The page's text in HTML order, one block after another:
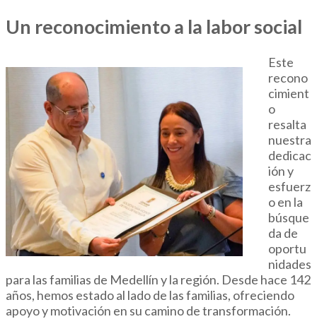
Un reconocimiento a la labor social
Este
recono
cimient
o
resalta
nuestra
dedicac
ión y
esfuerz
o en la
búsque
da de
oportu
nidades
para las familias de Medellín y la región. Desde hace 142
años, hemos estado al lado de las familias, ofreciendo
apoyo y motivación en su camino de transformación.